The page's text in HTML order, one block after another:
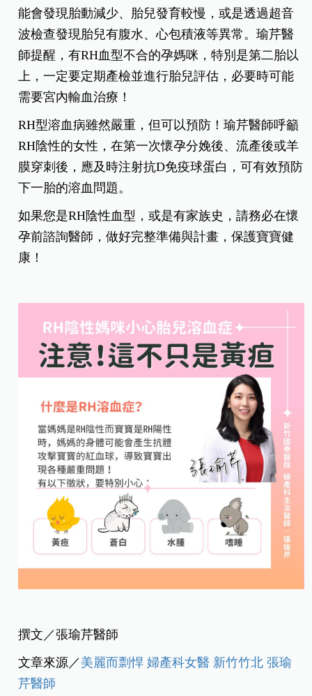
能會發現胎動減少、胎兒發育較慢，或是透過超音
波檢查發現胎兒有腹水、心包積液等異常。瑜芹醫
師提醒，有RH血型不合的孕媽咪，特別是第二胎以
上，一定要定期產檢並進行胎兒評估，必要時可能
需要宮內輸血治療！
RH型溶血病雖然嚴重，但可以預防！瑜芹醫師呼籲
RH陰性的女性，在第一次懷孕分娩後、流產後或羊
膜穿刺後，應及時注射抗D免疫球蛋白，可有效預防
下一胎的溶血問題。
如果您是RH陰性血型，或是有家族史，請務必在懷
孕前諮詢醫師，做好完整準備與計畫，保護寶寶健
康！
撰文／張瑜芹醫師
文章來源／ 美麗而剽悍 婦產科女醫 新竹竹北 張瑜
芹醫師